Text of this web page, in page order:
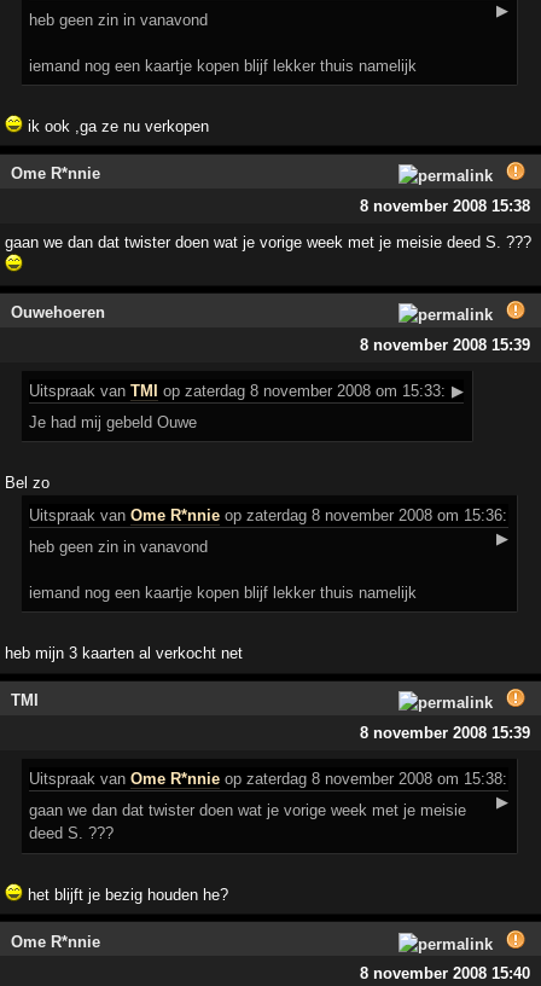
▶
heb geen zin in vanavond
iemand nog een kaartje kopen blijf lekker thuis namelijk
ik ook ,ga ze nu verkopen
Ome R*nnie
8 november 2008 15:38
gaan we dan dat twister doen wat je vorige week met je meisie deed S. ???
Ouwehoeren
8 november 2008 15:39
Uitspraak vanTMI op zaterdag 8 november 2008 om 15:33: ▶
Je had mij gebeld Ouwe
Bel zo
Uitspraak vanOme R*nnie op zaterdag 8 november 2008 om 15:36:
▶
heb geen zin in vanavond
iemand nog een kaartje kopen blijf lekker thuis namelijk
heb mijn 3 kaarten al verkocht net
TMI
8 november 2008 15:39
Uitspraak vanOme R*nnie op zaterdag 8 november 2008 om 15:38:
▶
gaan we dan dat twister doen wat je vorige week met je meisie
deed S. ???
het blijft je bezig houden he?
Ome R*nnie
8 november 2008 15:40